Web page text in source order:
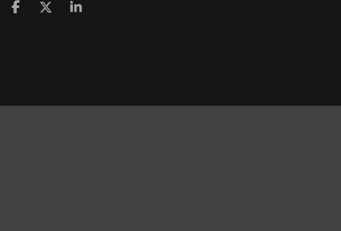
D
D
S